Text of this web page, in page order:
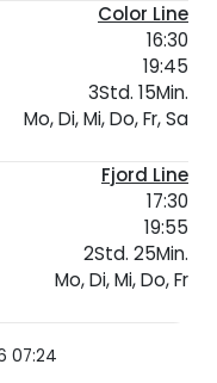
Color Line
16:30
19:45
3Std. 15Min.
Mo, Di, Mi, Do, Fr, Sa
Fjord Line
17:30
19:55
2Std. 25Min.
Mo, Di, Mi, Do, Fr
07:24